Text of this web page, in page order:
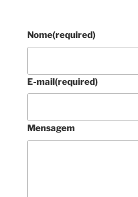
Nome(required)
E-mail(required)
Mensagem